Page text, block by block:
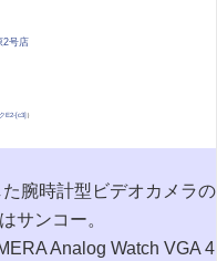
2号店
E2-[c3]）
腕時計型ビデオカメラの
サンコー。
Analog Watch VGA 4